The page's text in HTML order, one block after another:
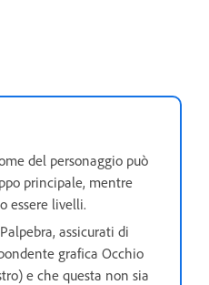
del personaggio può
principale, mentre
essere livelli.
assicurati di
grafica Occhio
e che questa non sia